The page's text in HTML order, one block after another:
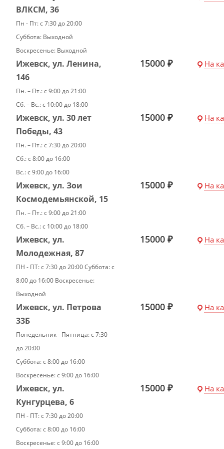
ВЛКСМ, 36
Пн - Пт: с 7:30 до 20:00
Суббота: Выходной
Воскресенье: Выходной
Ижевск, ул. Ленина,
146
Пн. – Пт.: с 9:00 до 21:00
Сб. – Вс.: с 10:00 до 18:00
15000 ₽ На
Ижевск, ул. 30 лет
Победы, 43
Пн. – Пт.: с 7:30 до 20:00
Сб.: с 8:00 до 16:00
Вс.: с 9:00 до 16:00
15000 ₽ На
Ижевск, ул. Зои
Космодемьянской, 15
Пн. – Пт.: с 9:00 до 21:00
Сб. – Вс.: с 10:00 до 18:00
15000 ₽ На
Ижевск, ул.
Молодежная, 87
ПН - ПТ: с 7:30 до 20:00 Суббота: с
8:00 до 16:00 Воскресенье:
Выходной
15000 ₽ На
Ижевск, ул. Петрова
33Б
Понедельник - Пятница: с 7:30
до 20:00
Суббота: с 8:00 до 16:00
Воскресенье: с 9:00 до 16:00
15000 ₽ На
Ижевск, ул.
Кунгурцева, 6
ПН - ПТ: с 7:30 до 20:00
Суббота: с 8:00 до 16:00
Воскресенье: с 9:00 до 16:00
15000 ₽ На